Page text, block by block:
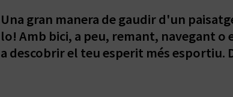
Una gran manera de gaudir d'un
lo! Amb bici, a peu, remant, navegant
a descobrir el teu esperit més